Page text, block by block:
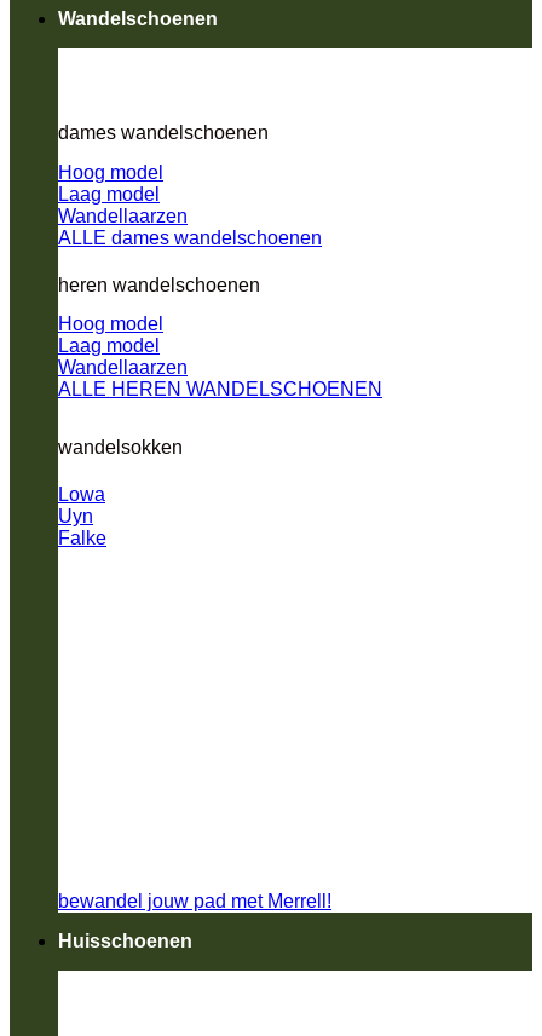
Wandelschoenen
dames wandelschoenen
Hoog model
Laag model
Wandellaarzen
ALLE dames wandelschoenen
heren wandelschoenen
Hoog model
Laag model
Wandellaarzen
ALLE HEREN WANDELSCHOENEN
wandelsokken
Lowa
Uyn
Falke
bewandel jouw pad met Merrell!
Huisschoenen